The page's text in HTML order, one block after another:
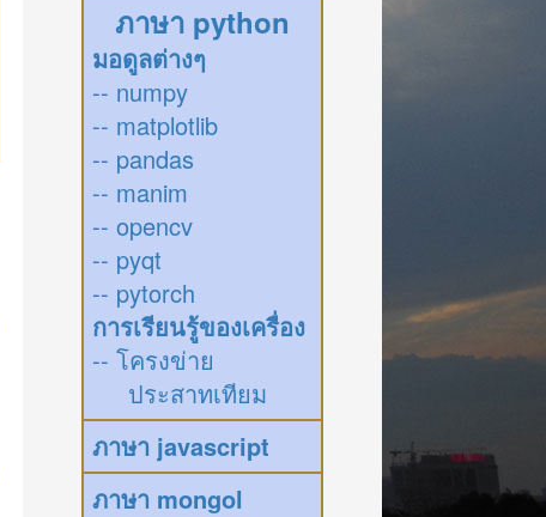
ภาษา python
มอดูลต่างๆ
-- numpy
-- matplotlib
-- pandas
-- manim
-- opencv
-- pyqt
-- pytorch
การเรียนรู้ของเครื่อง
-- โครงข่าย
ประสาทเทียม
ภาษา javascript
ภาษา mongol